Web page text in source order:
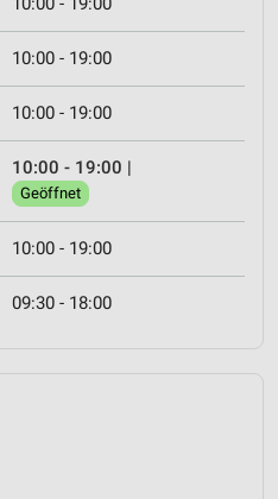
10:00 - 19:00
10:00 - 19:00
10:00 - 19:00 |
Geöffnet
10:00 - 19:00
09:30 - 18:00